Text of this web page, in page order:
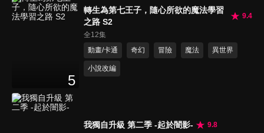
5
轉生為第七王子，隨心所欲的魔法學習
之路 S2
9.4
全12集
動畫/卡通
奇幻 冒險 魔法 異世界
小說改編
我獨自升級 第二季 -起於闇影-
9.8